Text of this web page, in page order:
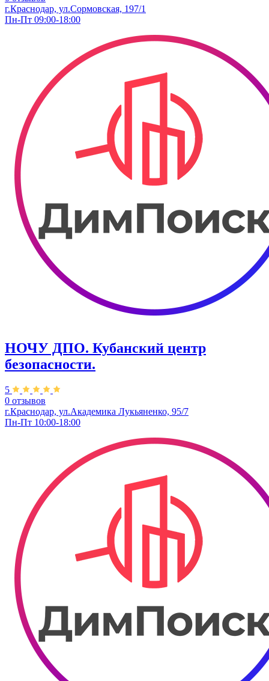
г.Краснодар, ул.Сормовская, 197/1
Пн-Пт 09:00-18:00
НОЧУ ДПО. Кубанский центр
безопасности.
5
0 отзывов
г.Краснодар, ул.Академика Лукьяненко, 95/7
Пн-Пт 10:00-18:00